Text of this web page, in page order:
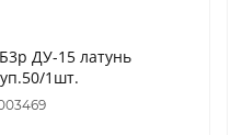
ДУ-15 латунь
1шт.